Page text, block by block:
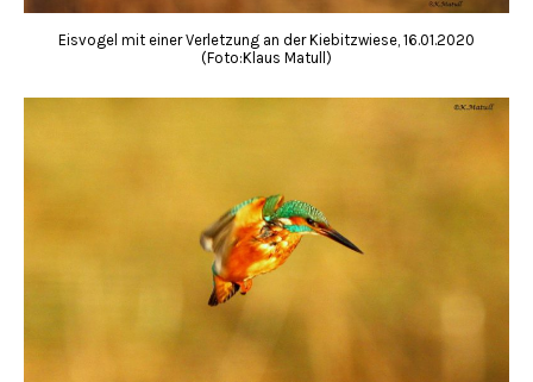
Eisvogel mit einer Verletzung an der Kiebitzwiese, 16.01.2020
(Foto:Klaus Matull)